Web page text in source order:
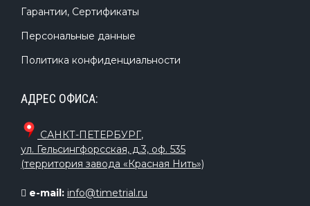
Гарантии, Сертификаты
Персональные данные
Политика конфиденциальности
АДРЕС ОФИСА:
САНКТ-ПЕТЕРБУРГ,
ул. Гельсингфорсская, д.3, оф. 535
(территория завода «Красная Нить»)
e-mail: info@timetrial.ru